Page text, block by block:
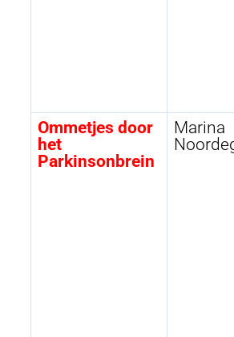
Ommetjes door
het
Parkinsonbrein
Marina